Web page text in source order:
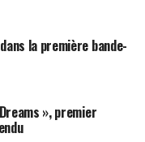
la première bande-
», premier